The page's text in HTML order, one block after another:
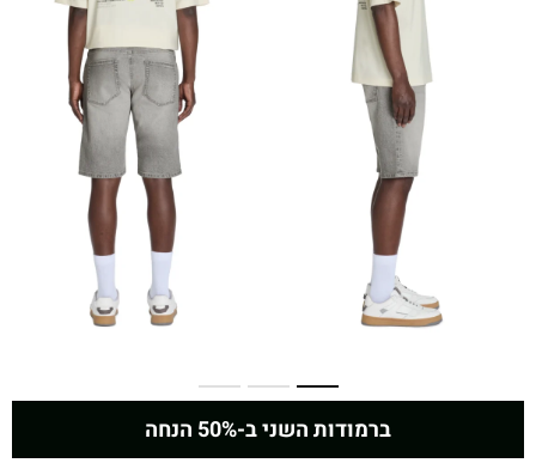
ברמודות השני ב-50% הנחה